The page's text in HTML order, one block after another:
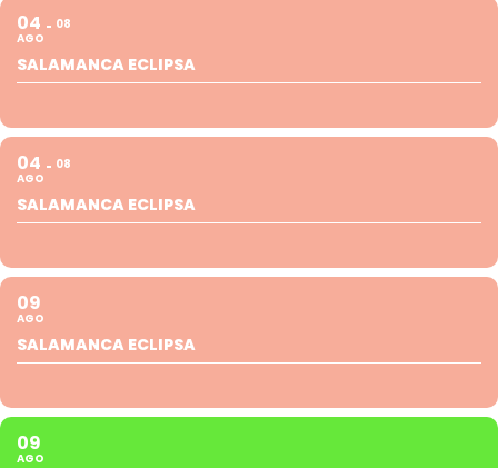
04
AGO
08
SALAMANCA ECLIPSA
04
AGO
08
SALAMANCA ECLIPSA
09
AGO
SALAMANCA ECLIPSA
09
AGO